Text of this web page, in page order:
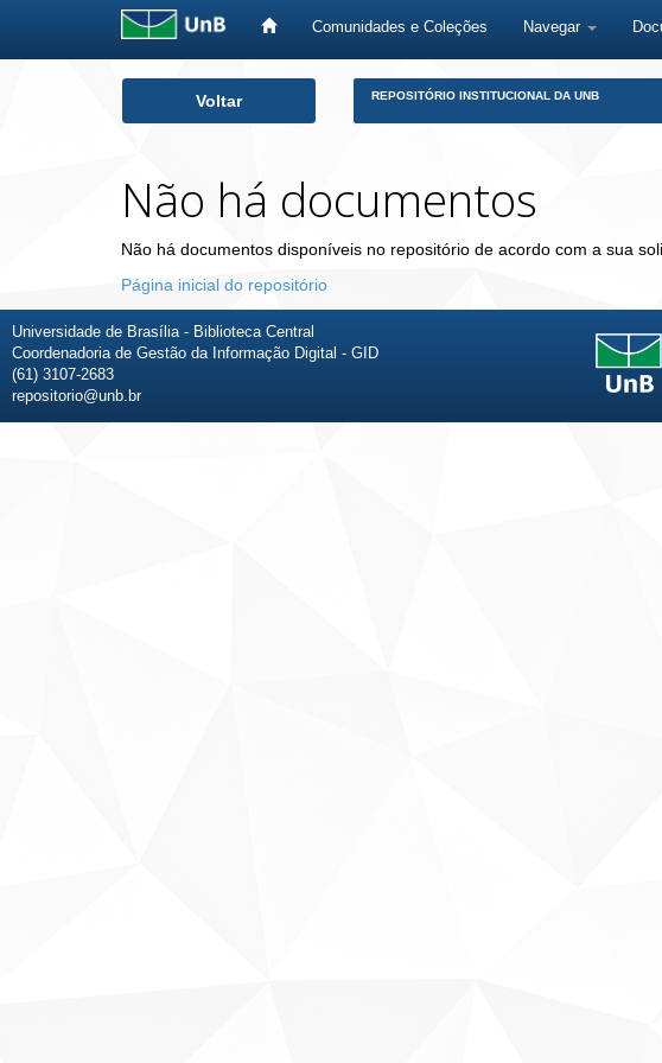
Comunidades e Coleções Navegar
Voltar REPOSITÓRIO INSTITUCIONAL DA UNB
Não há documentos
Não há documentos disponíveis no repositório de acordo com a sua
Página inicial do repositório
Universidade de Brasília - Biblioteca Central
Coordenadoria de Gestão da Informação Digital - GID
(61) 3107-2683
repositorio@unb.br